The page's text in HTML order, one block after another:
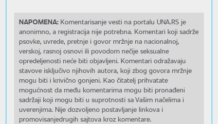
NAPOMENA: Komentarisanje vesti na portalu UNA.RS je
anonimno, a registracija nije potrebna. Komentari koji sadrže
psovke, uvrede, pretnje i govor mržnje na nacionalnoj,
verskoj, rasnoj osnovi ili povodom nečije seksualne
opredeljenosti neće biti objavljeni. Komentari odražavaju
stavove isključivo njihovih autora, koji zbog govora mržnje
mogu biti i krivično gonjeni. Kao čitatelj prihvatate
mogućnost da među komentarima mogu biti pronađeni
sadržaji koji mogu biti u suprotnosti sa Vašim načelima i
uverenjima. Nije dozvoljeno postavljanje linkova i
promovisanjedrugih sajtova kroz komentare.